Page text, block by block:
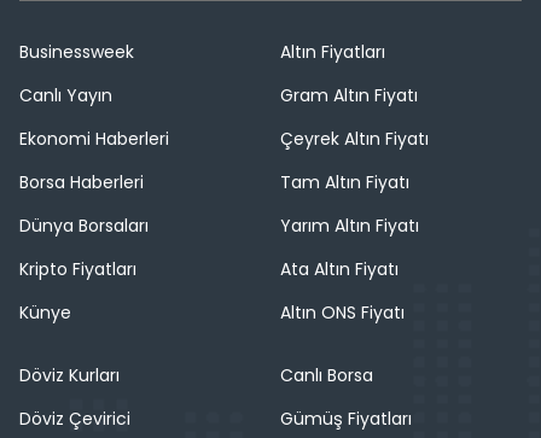
Businessweek
Canlı Yayın
Ekonomi Haberleri
Borsa Haberleri
Dünya Borsaları
Kripto Fiyatları
Künye
Altın Fiyatları
Gram Altın Fiyatı
Çeyrek Altın Fiyatı
Tam Altın Fiyatı
Yarım Altın Fiyatı
Ata Altın Fiyatı
Altın ONS Fiyatı
Döviz Kurları
Döviz Çevirici
Canlı Borsa
Gümüş Fiyatları